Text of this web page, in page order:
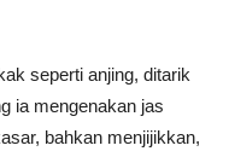
seperti anjing, ditarik
ia mengenakan jas
bahkan menjijikkan,